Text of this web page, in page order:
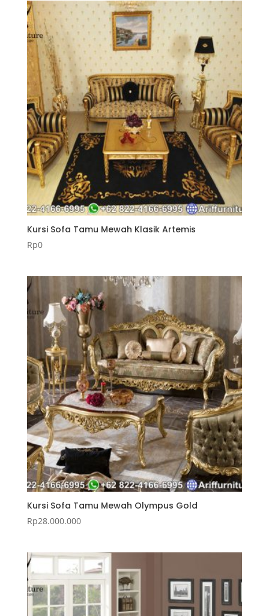
Kursi Sofa Tamu Mewah Klasik Artemis
Rp0
Kursi Sofa Tamu Mewah Olympus Gold
Rp28.000.000